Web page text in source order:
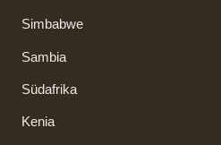
Simbabwe
Sambia
Südafrika
Kenia